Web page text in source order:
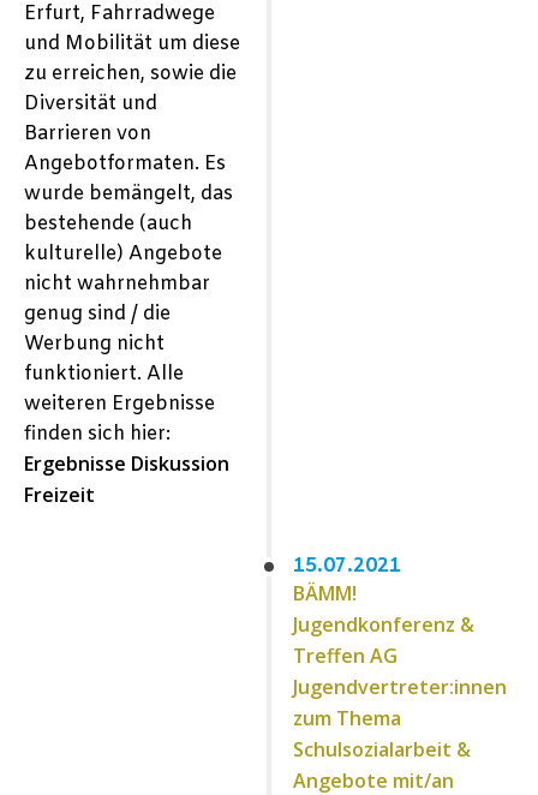
Erfurt, Fahrradwege
und Mobilität um diese
zu erreichen, sowie die
Diversität und
Barrieren von
Angebotformaten. Es
wurde bemängelt, das
bestehende (auch
kulturelle) Angebote
nicht wahrnehmbar
genug sind / die
Werbung nicht
funktioniert. Alle
weiteren Ergebnisse
finden sich hier:
Ergebnisse Diskussion
Freizeit
15.07.2021
BÄMM!
Jugendkonferenz &
Treffen AG
Jugendvertreter:innen
zum Thema
Schulsozialarbeit &
Angebote mit/an